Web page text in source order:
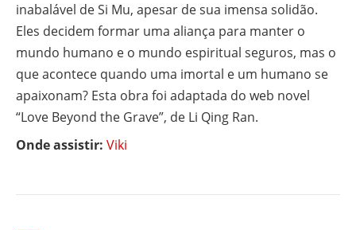
inabalável de Si Mu, apesar de sua imensa solidão.
Eles decidem formar uma aliança para manter o
mundo humano e o mundo espiritual seguros, mas o
que acontece quando uma imortal e um humano se
apaixonam? Esta obra foi adaptada do web novel
“Love Beyond the Grave”, de Li Qing Ran.
Onde assistir: Viki